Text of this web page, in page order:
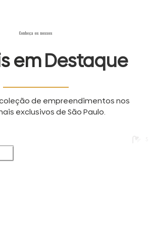
Conheça os nossos
emDestaque
de empreendimentos nos
exclusivos de São Paulo.